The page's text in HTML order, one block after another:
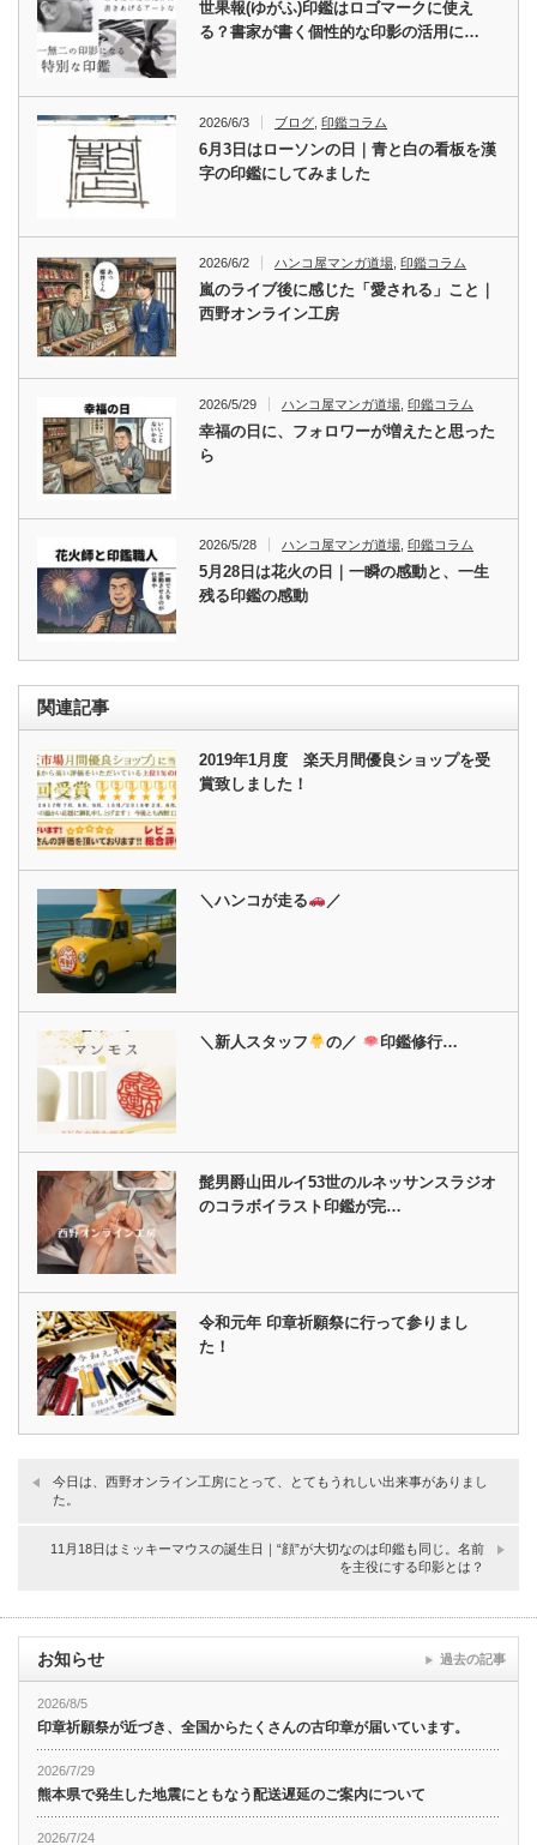
世果報(ゆがふ)印鑑はロゴマークに使え
る？書家が書く個性的な印影の活用に…
2026/6/3 ブログ ,印鑑コラム
6月3日はローソンの日｜青と白の看板を漢
字の印鑑にしてみました
2026/6/2 ハンコ屋マンガ道場 印鑑コラム
嵐のライブ後に感じた「愛される」こと｜
西野オンライン工房
2026/5/29 ハンコ屋マンガ道場 ,印鑑コラム
幸福の日に、フォロワーが増えたと思った
ら
2026/5/28 ハンコ屋マンガ道場 ,印鑑コラム
5月28日は花火の日｜一瞬の感動と、一生
残る印鑑の感動
関連記事
2019年1月度 楽天月間優良ショップを受
賞致しました！
＼ハンコが走る ／
＼新人スタッフ の／ 印鑑修行…
髭男爵山田ルイ53世のルネッサンスラジオ
のコラボイラスト印鑑が完…
令和元年 印章祈願祭に行って参りまし
た！
今日は、西野オンライン工房にとって、とてもうれしい出来事がありまし
た。
11月18日はミッキーマウスの誕生日｜“顔”が大切なのは印鑑も同じ。名前
を主役にする印影とは？
お知らせ
2026/8/5
印章祈願祭が近づき、全国からたくさんの古印章が届いています。
2026/7/29
熊本県で発生した地震にともなう配送遅延のご案内について
2026/7/24
過去の記事